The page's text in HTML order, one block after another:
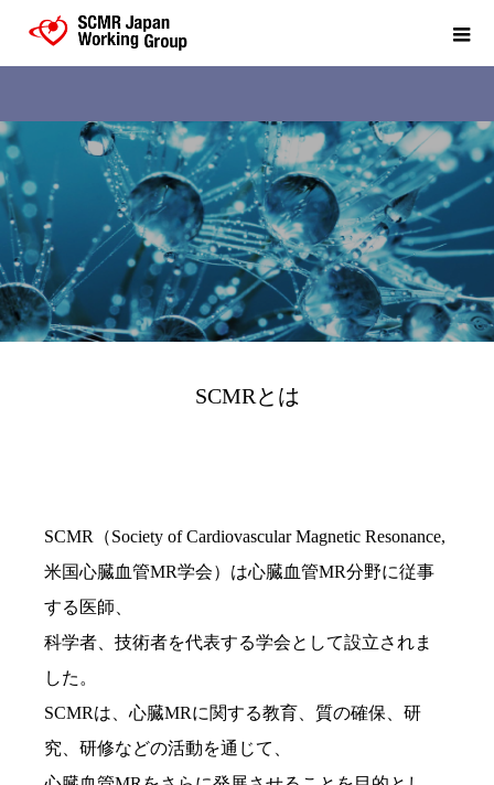
SCMRとは
SCMR（Society of Cardiovascular Magnetic Resonance,
米国心臓血管MR学会）は心臓血管MR分野に従事
する医師、
科学者、技術者を代表する学会として設立されま
した。
SCMRは、心臓MRに関する教育、質の確保、研
究、研修などの活動を通じて、